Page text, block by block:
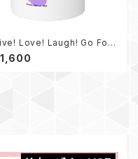
Love! Laugh! Go Fort
グカップ